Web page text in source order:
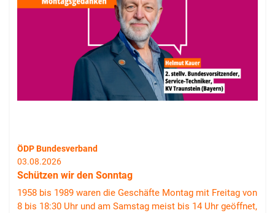
ÖDP Bundesverband
03.08.2026
Schützen wir den Sonntag
1958 bis 1989 waren die Geschäfte Montag mit Freitag von
8 bis 18:30 Uhr und am Samstag meist bis 14 Uhr geöffnet,